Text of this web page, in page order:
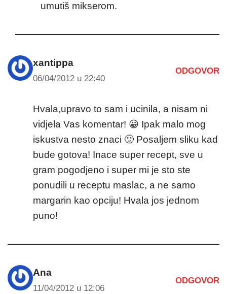
umutiš mikserom.
xantippa
06/04/2012 u 22:40
ODGOVOR
Hvala,upravo to sam i ucinila, a nisam ni
vidjela Vas komentar! 😀 Ipak malo mog
iskustva nesto znaci 🙂 Posaljem sliku kad
bude gotova! Inace super recept, sve u
gram pogodjeno i super mi je sto ste
ponudili u receptu maslac, a ne samo
margarin kao opciju! Hvala jos jednom
puno!
Ana
11/04/2012 u 12:06
ODGOVOR